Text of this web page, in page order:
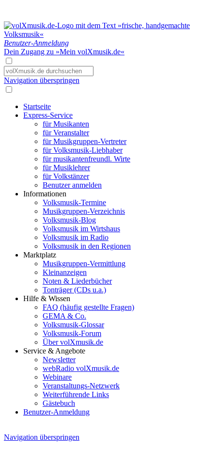
Benutzer-Anmeldung
Dein Zugang zu »Mein volXmusik.de«
Navigation überspringen
Startseite
Express-Service
für Musikanten
für Veranstalter
für Musikgruppen-Vertreter
für Volksmusik-Liebhaber
für musikantenfreundl. Wirte
für Musiklehrer
für Volkstänzer
Benutzer anmelden
Informationen
Volksmusik-Termine
Musikgruppen-Verzeichnis
Volksmusik-Blog
Volksmusik im Wirtshaus
Volksmusik im Radio
Volksmusik in den Regionen
Marktplatz
Musikgruppen-Vermittlung
Kleinanzeigen
Noten & Liederbücher
Tonträger (CDs u.a.)
Hilfe & Wissen
FAQ (häufig gestellte Fragen)
GEMA & Co.
Volksmusik-Glossar
Volksmusik-Forum
Über volXmusik.de
Service & Angebote
Newsletter
webRadio volXmusik.de
Webinare
Veranstaltungs-Netzwerk
Weiterführende Links
Gästebuch
Benutzer-Anmeldung
Navigation überspringen